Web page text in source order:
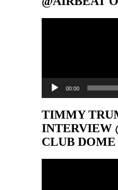
00:00
TIMMY
INTERVIEW
CLUB DOME